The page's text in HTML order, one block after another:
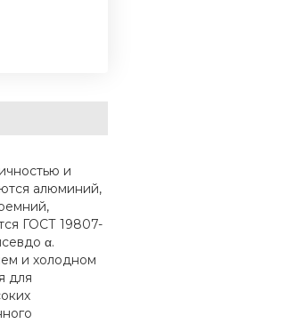
и
алюминий,
ГОСТ 19807-
α.
и холодном
для